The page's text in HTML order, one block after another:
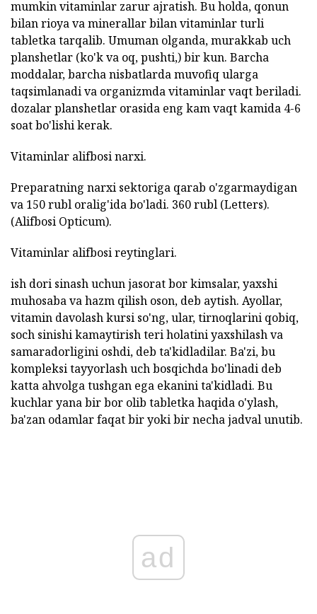
mumkin vitaminlar zarur ajratish. Bu holda, qonun
bilan rioya va minerallar bilan vitaminlar turli
tabletka tarqalib. Umuman olganda, murakkab uch
planshetlar (ko'k va oq, pushti,) bir kun. Barcha
moddalar, barcha nisbatlarda muvofiq ularga
taqsimlanadi va organizmda vitaminlar vaqt beriladi.
dozalar planshetlar orasida eng kam vaqt kamida 4-6
soat bo'lishi kerak.
Vitaminlar alifbosi narxi.
Preparatning narxi sektoriga qarab o'zgarmaydigan
va 150 rubl oralig'ida bo'ladi. 360 rubl (Letters).
(Alifbosi Opticum).
Vitaminlar alifbosi reytinglari.
ish dori sinash uchun jasorat bor kimsalar, yaxshi
muhosaba va hazm qilish oson, deb aytish. Ayollar,
vitamin davolash kursi so'ng, ular, tirnoqlarini qobiq,
soch sinishi kamaytirish teri holatini yaxshilash va
samaradorligini oshdi, deb ta'kidladilar. Ba'zi, bu
kompleksi tayyorlash uch bosqichda bo'linadi deb
katta ahvolga tushgan ega ekanini ta'kidladi. Bu
kuchlar yana bir bor olib tabletka haqida o'ylash,
ba'zan odamlar faqat bir yoki bir necha jadval unutib.
ad